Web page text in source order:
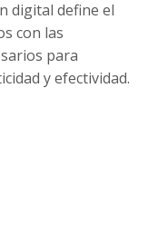
digital define el
con las
para
y efectividad.